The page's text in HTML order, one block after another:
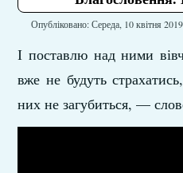
Опубліковано: Середа, 10 квітня
І поставлю над ними
вже не будуть
них не загубиться, —